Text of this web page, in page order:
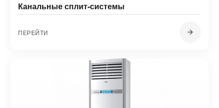
Канальные сплит-системы
ПЕРЕЙТИ